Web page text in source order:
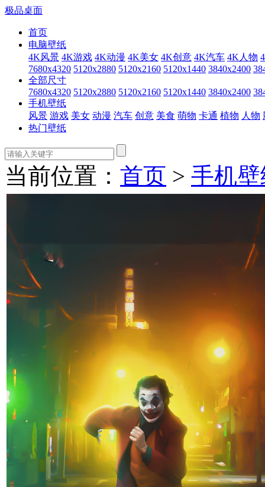
极品桌面
首页
电脑壁纸
4K风景 4K游戏 4K动漫 4K美女 4K创意 4K汽车 4K人物
7680x4320 5120x2880 5120x2160 5120x1440 3840x2400
全部尺寸
7680x4320 5120x2880 5120x2160 5120x1440 3840x2400
手机壁纸
风景 游戏 美女 动漫 汽车 创意 美食 萌物 卡通 植物 人物
热门壁纸
当前位置： 首页 > 手机